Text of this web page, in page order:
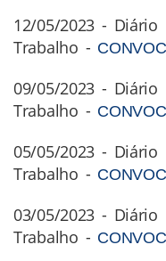
12/05/2023 -
Trabalho -
09/05/2023 - Diário
Trabalho -
05/05/2023 - Diário
Trabalho -
03/05/2023 - Diário
Trabalho -